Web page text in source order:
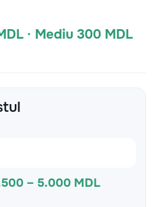
· Mediu 300 MDL
– 5.000 MDL